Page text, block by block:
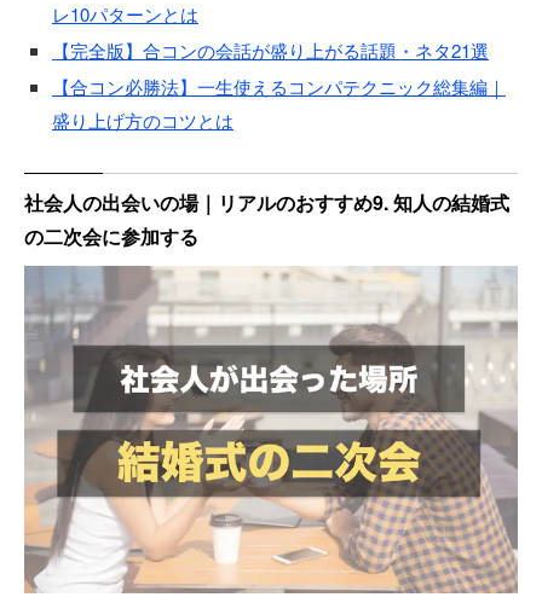
レ10パターンとは
【完全版】合コンの会話が盛り上がる話題・ネタ21選
【合コン必勝法】一生使えるコンパテクニック総集編｜
盛り上げ方のコツとは
社会人の出会いの場｜リアルのおすすめ9. 知人の結婚式
の二次会に参加する